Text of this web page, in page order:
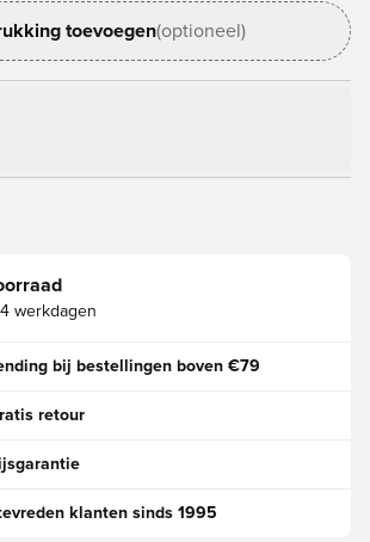
toevoegen(optioneel)
werkdagen
bij bestellingen boven €79
retour
klanten sinds 1995